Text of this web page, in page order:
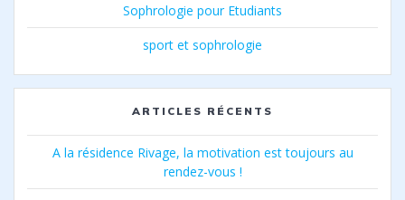
Sophrologie pour Etudiants
sport et sophrologie
ARTICLES RÉCENTS
A la résidence Rivage, la motivation est toujours au
rendez-vous !